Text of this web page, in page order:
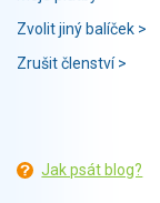
Zvolit jiný balíček >
Zrušit členství >
Jak psát blog?